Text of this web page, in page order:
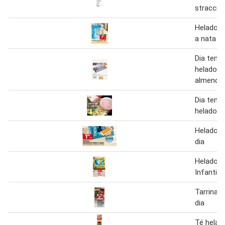
Helados
a nata
Dia
helado
Dia
helado
Helado
dia
Helado
Infantil
Tarrina
dia
Té